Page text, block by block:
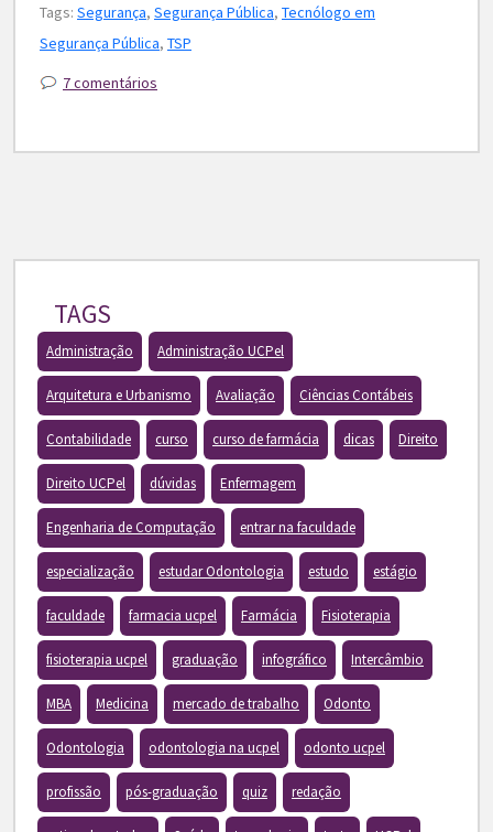
Tags: Segurança, Segurança Pública, Tecnólogo em
Segurança Pública, TSP
7 comentários
TAGS
Administração Administração UCPel
Arquitetura e Urbanismo Avaliação Ciências Contábeis
Contabilidade curso curso de farmácia dicas Direito
Direito UCPel dúvidas Enfermagem
Engenharia de Computação entrar na faculdade
especialização estudar Odontologia estudo estágio
faculdade farmacia ucpel Farmácia Fisioterapia
fisioterapia ucpel graduação infográfico Intercâmbio
MBA Medicina mercado de trabalho Odonto
Odontologia odontologia na ucpel odonto ucpel
profissão pós-graduação quiz redação